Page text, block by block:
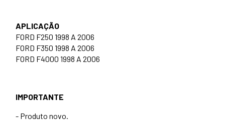
APLICAÇÃO
FORD F250 1998 A 2006
FORD F350 1998 A 2006
FORD F4000 1998 A 2006
IMPORTANTE
- Produto novo.